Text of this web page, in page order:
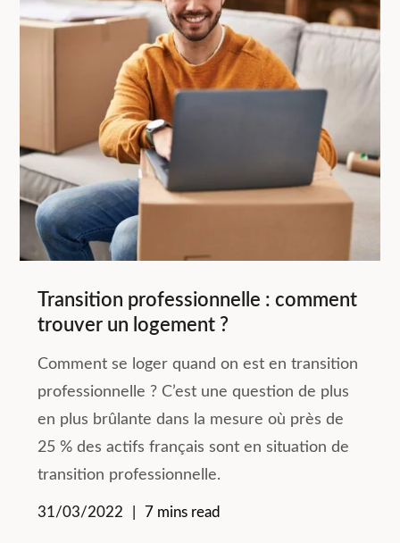
Transition professionnelle : comment
trouver un logement ?
Comment se loger quand on est en transition
professionnelle ? C’est une question de plus
en plus brûlante dans la mesure où près de
25 % des actifs français sont en situation de
transition professionnelle.
31/03/2022 7 mins read